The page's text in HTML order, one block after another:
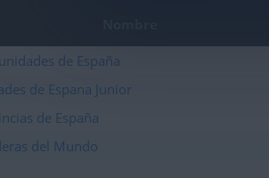
de España
de Espana Junior
de España
del Mundo